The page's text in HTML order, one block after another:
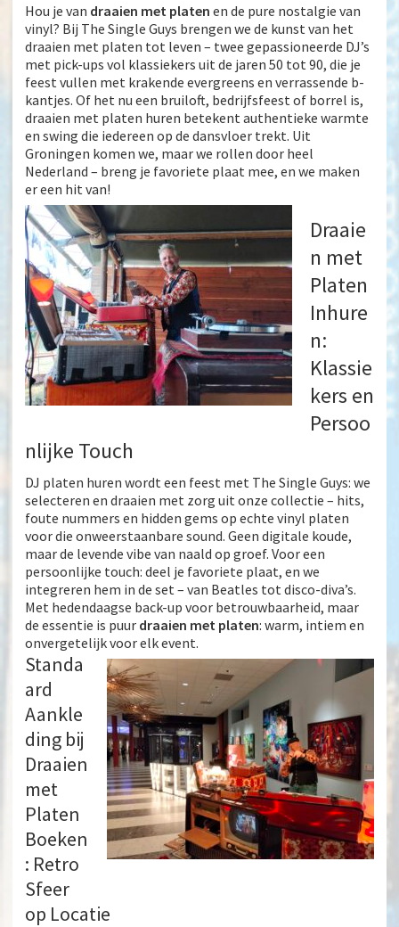
Hou je van draaien met platen en de pure nostalgie van
vinyl? Bij The Single Guys brengen we de kunst van het
draaien met platen tot leven – twee gepassioneerde DJ’s
met pick-ups vol klassiekers uit de jaren 50 tot 90, die je
feest vullen met krakende evergreens en verrassende b-
kantjes. Of het nu een bruiloft, bedrijfsfeest of borrel is,
draaien met platen huren betekent authentieke warmte
en swing die iedereen op de dansvloer trekt. Uit
Groningen komen we, maar we rollen door heel
Nederland – breng je favoriete plaat mee, en we maken
er een hit van!
Draaie
n met
Platen
Inhure
n:
Klassie
kers en
Persoo
nlijke Touch
DJ platen huren wordt een feest met The Single Guys: we
selecteren en draaien met zorg uit onze collectie – hits,
foute nummers en hidden gems op echte vinyl platen
voor die onweerstaanbare sound. Geen digitale koude,
maar de levende vibe van naald op groef. Voor een
persoonlijke touch: deel je favoriete plaat, en we
integreren hem in de set – van Beatles tot disco-diva’s.
Met hedendaagse back-up voor betrouwbaarheid, maar
de essentie is puur draaien met platen: warm, intiem en
onvergetelijk voor elk event.
Standa
ard
Aankle
ding bij
Draaien
met
Platen
Boeken
: Retro
Sfeer
op Locatie